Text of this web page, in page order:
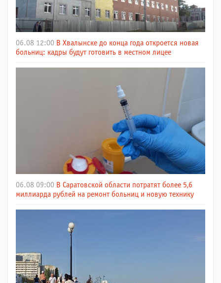
06.08 12:00 В Хвалынске до конца года откроется новая
больниц: кадры будут готовить в местном лицее
06.08 09:00 В Саратовской области потратят более 5,6
миллиарда рублей на ремонт больниц и новую технику